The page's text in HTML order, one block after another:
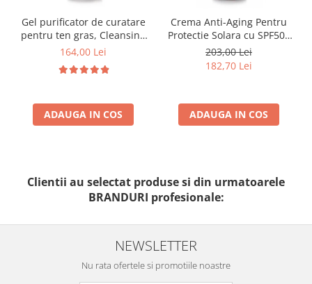
Gel purificator de curatare
pentru ten gras, Cleansing
gel pure solution - 150ml
164,00 Lei
ADAUGA IN COS
Crema Anti-Aging Pentru
Protectie Solara cu SPF50+
50ml - Anti -Age Sun Cream
SPF50+ - Bruno Vassari
203,00 Lei
182,70 Lei
ADAUGA IN COS
Clientii au selectat produse si din urmatoarele
BRANDURI profesionale:
NEWSLETTER
Nu rata ofertele si promotiile noastre